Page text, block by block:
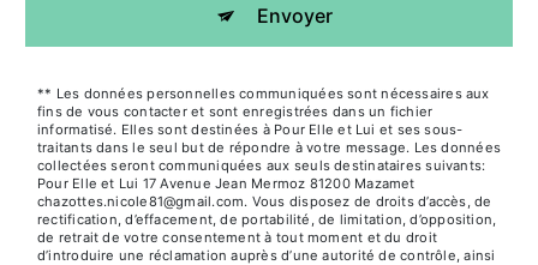
Envoyer
** Les données personnelles communiquées sont nécessaires aux
fins de vous contacter et sont enregistrées dans un fichier
informatisé. Elles sont destinées à Pour Elle et Lui et ses sous-
traitants dans le seul but de répondre à votre message. Les données
collectées seront communiquées aux seuls destinataires suivants:
Pour Elle et Lui 17 Avenue Jean Mermoz 81200 Mazamet
chazottes.nicole81@gmail.com. Vous disposez de droits d’accès, de
rectification, d’effacement, de portabilité, de limitation, d’opposition,
de retrait de votre consentement à tout moment et du droit
d’introduire une réclamation auprès d’une autorité de contrôle, ainsi